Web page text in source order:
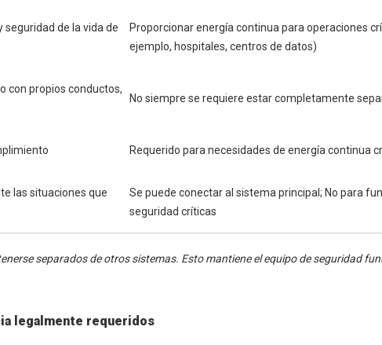
de la vida de
Proporcionar energía continua para operaciones
ejemplo, hospitales, centros de datos)
con propios conductos,
No siempre se requiere estar completamente
Requerido para necesidades de energía continua
las situaciones que
Se puede conectar al sistema principal; No para
seguridad críticas
separados de otros sistemas. Esto mantiene el equipo de seguridad
legalmente requeridos